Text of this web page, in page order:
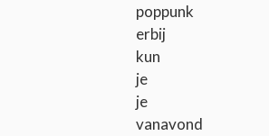
poppunk
erbij
kun
je
je
vanavond